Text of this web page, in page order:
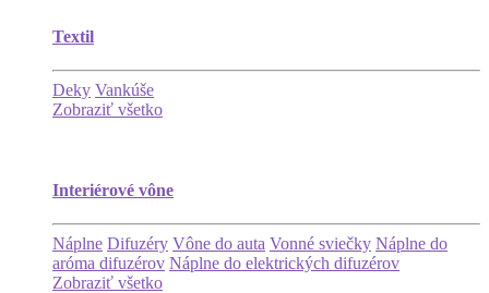
Textil
Deky Vankúše
Zobraziť všetko
Interiérové vône
Náplne Difuzéry Vône do auta Vonné sviečky Náplne do
aróma difuzérov Náplne do elektrických difuzérov
Zobraziť všetko